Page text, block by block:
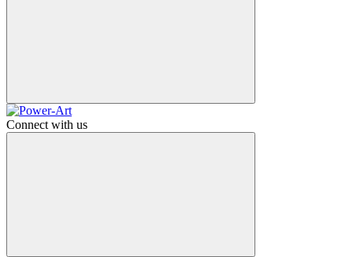
Connect with us